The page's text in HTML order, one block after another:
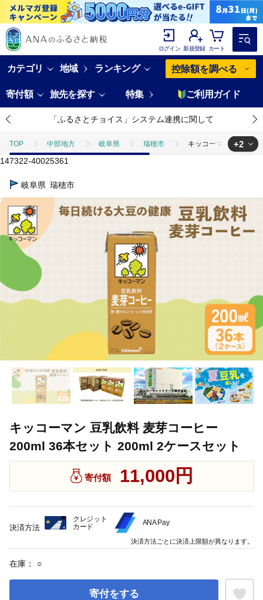
ログイン 新規登録 カート
カテゴリ 地域 ランキング 控除額を調べる
寄付額 旅先を探す 特集 ご利用ガイド
「ふるさとチョイス」システム連携に関して
TOP 中部地方 岐阜県 瑞穂市 キッコーマン 豆乳飲
TOP 卵・乳製品
TOP 飲料（酒以外）
+2
147322-40025361
岐阜県 瑞穂市
キッコーマン 豆乳飲料 麦芽コーヒー
200ml 36本セット 200ml 2ケースセット
寄付額 11,000円
在庫： ○
寄付をする
決済方法
クレジット
カード
ANA Pay
決済方法ごとに決済上限額が異なります。